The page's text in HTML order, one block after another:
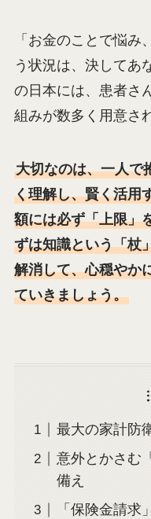
「お金のことで悩
う状況は、決してあ
の日本には、患者さ
組みが数多く用意さ
大切なのは、一人で
く理解し、賢く活用
額には必ず「上限」
ずは知識という「杖
解消して、心穏やか
ていきましょう。
最大の家計防
意外とかさむ
備え
「保険金請求